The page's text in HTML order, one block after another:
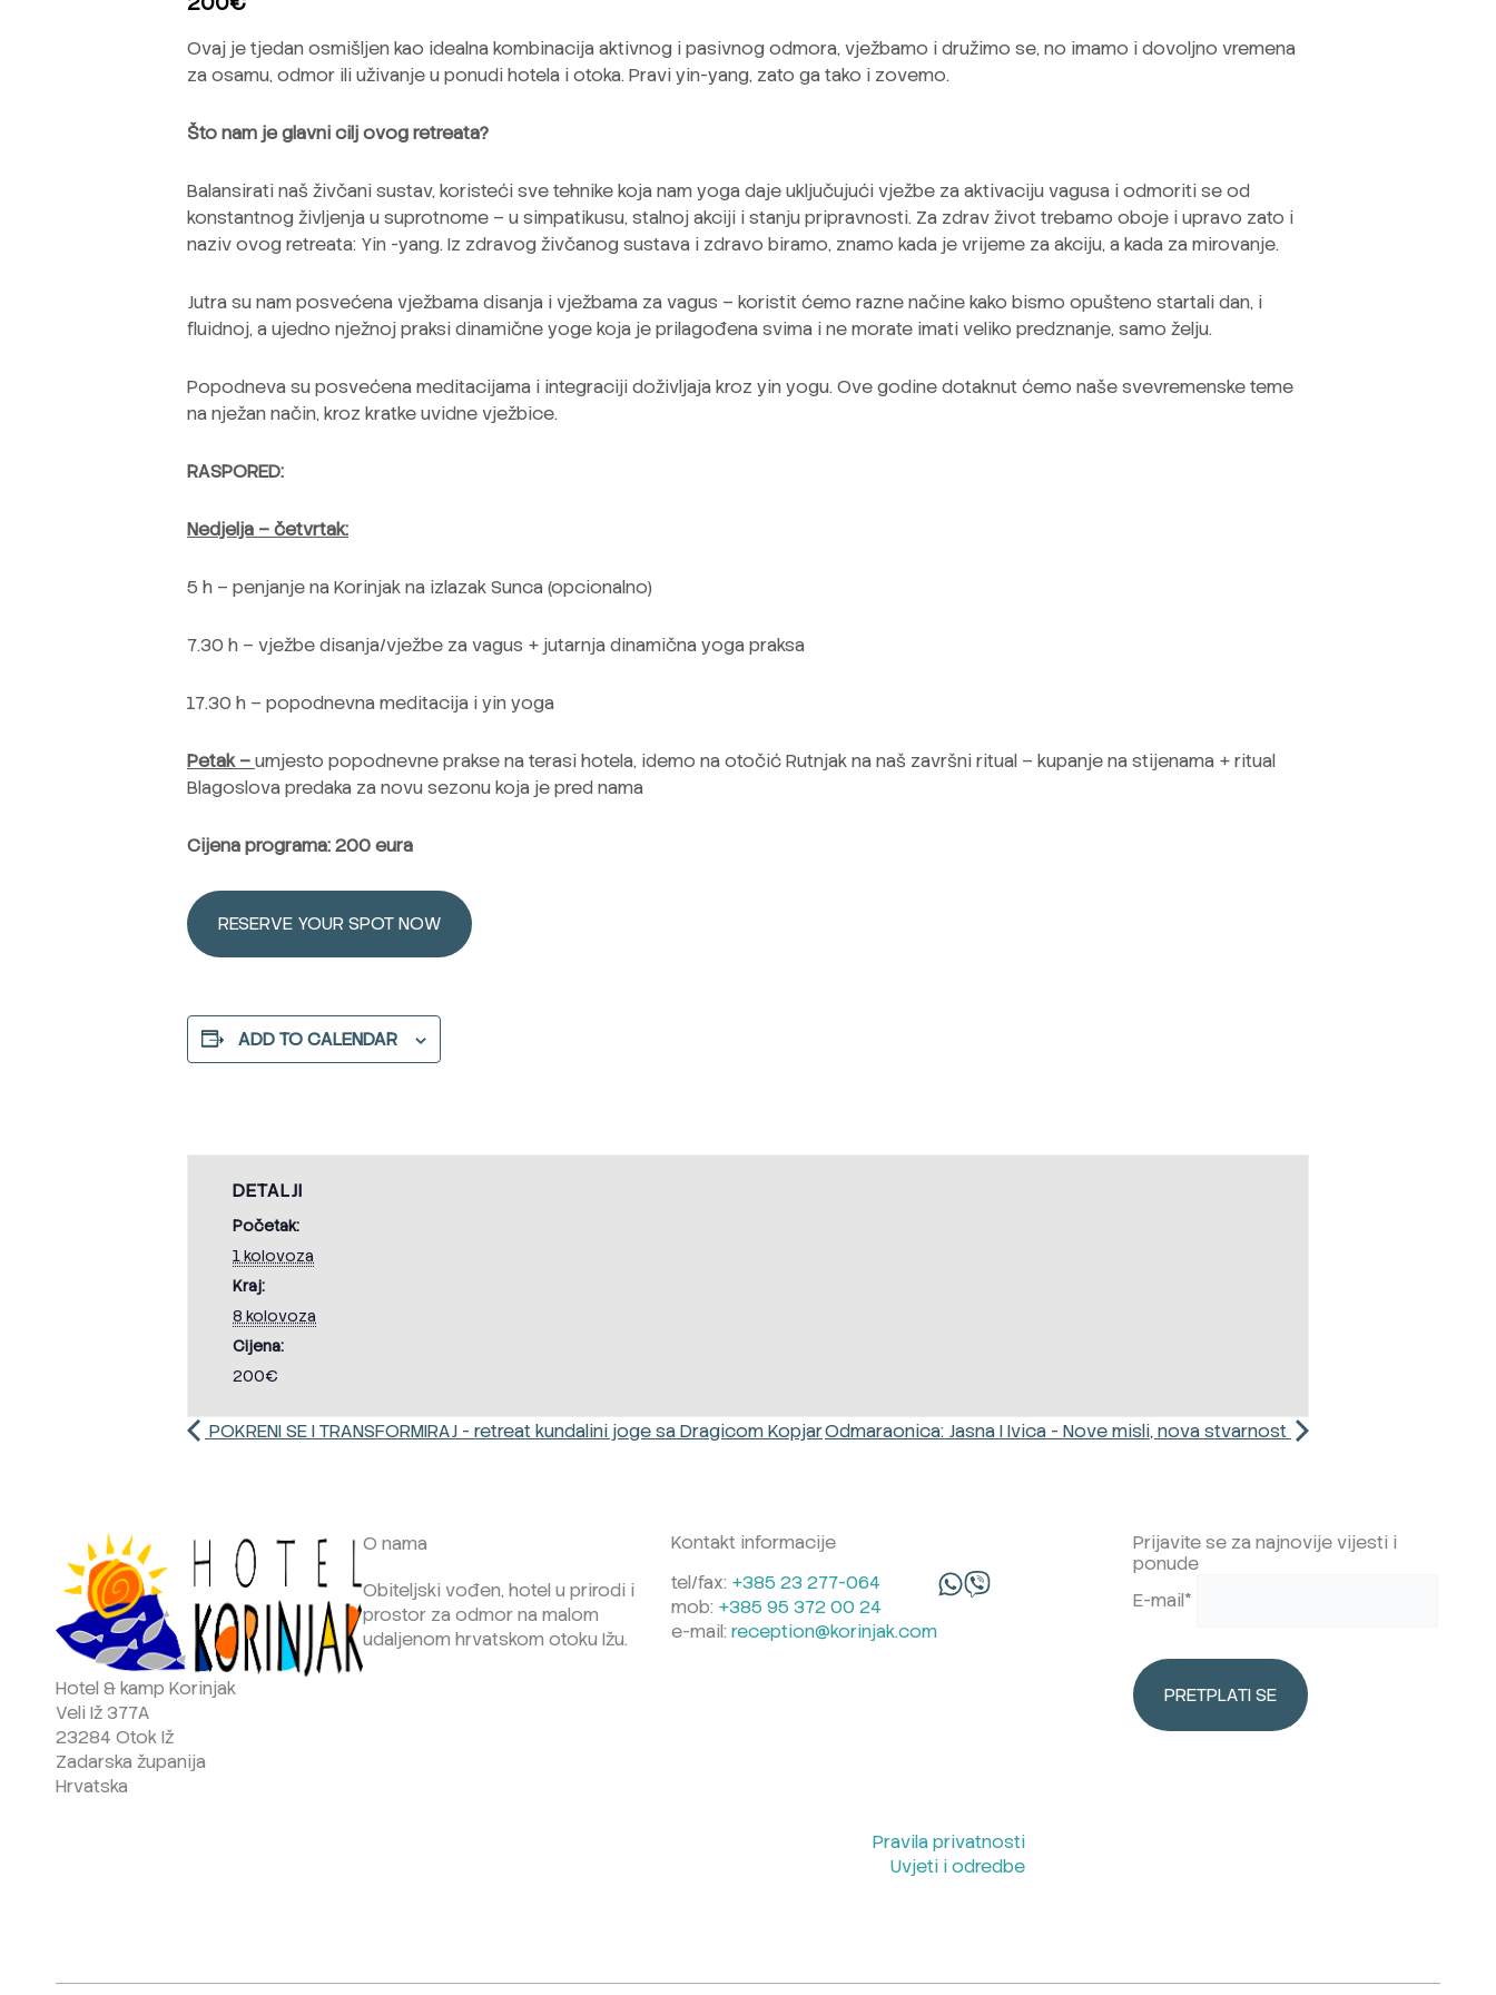
Ovaj je tjedan osmišljen kao idealna kombinacija aktivnog i pasivnog odmora, vježbamo i družimo se, no imamo i dovoljno vremena
za osamu, odmor ili uživanje u ponudi hotela i otoka. Pravi yin-yang, zato ga tako i zovemo.
Što nam je glavni cilj ovog retreata?
Balansirati naš živčani sustav, koristeći sve tehnike koja nam yoga daje uključujući vježbe za aktivaciju vagusa i odmoriti se od
konstantnog življenja u suprotnome – u simpatikusu, stalnoj akciji i stanju pripravnosti. Za zdrav život trebamo oboje i upravo zato i
naziv ovog retreata: Yin -yang. Iz zdravog živčanog sustava i zdravo biramo, znamo kada je vrijeme za akciju, a kada za mirovanje.
Jutra su nam posvećena vježbama disanja i vježbama za vagus – koristit ćemo razne načine kako bismo opušteno startali dan, i
fluidnoj, a ujedno nježnoj praksi dinamične yoge koja je prilagođena svima i ne morate imati veliko predznanje, samo želju.
Popodneva su posvećena meditacijama i integraciji doživljaja kroz yin yogu. Ove godine dotaknut ćemo naše svevremenske teme
na nježan način, kroz kratke uvidne vježbice.
RASPORED:
Nedjelja – četvrtak:
5 h – penjanje na Korinjak na izlazak Sunca (opcionalno)
7.30 h – vježbe disanja/vježbe za vagus + jutarnja dinamična yoga praksa
17.30 h – popodnevna meditacija i yin yoga
Petak –umjesto popodnevne prakse na terasi hotela, idemo na otočić Rutnjak na naš završni ritual – kupanje na stijenama + ritual
Blagoslova predaka za novu sezonu koja je pred nama
Cijena programa: 200 eura
RESERVE YOUR SPOT NOW
ADD TO CALENDAR
DETALJI
Početak:
1 kolovoza
Kraj:
8 kolovoza
Cijena:
200€
POKRENI SE I TRANSFORMIRAJ - retreat kundalini joge sa Dragicom KopjarOdmaraonica: Jasna I Ivica - Nove misli, nova stvarnost
Hotel & kamp Korinjak
Veli Iž 377A
23284 Otok Iž
Zadarska županija
Hrvatska
O nama
Obiteljski vođen, hotel u prirodi i
prostor za odmor na malom
udaljenom hrvatskom otoku Ižu.
Kontakt informacije
tel/fax: +385 23 277-064
mob: +385 95 372 00 24
e-mail: reception@korinjak.com
Prijavite se za najnovije vijesti i
ponude
E-mail*
Pravila privatnosti
Uvjeti i odredbe